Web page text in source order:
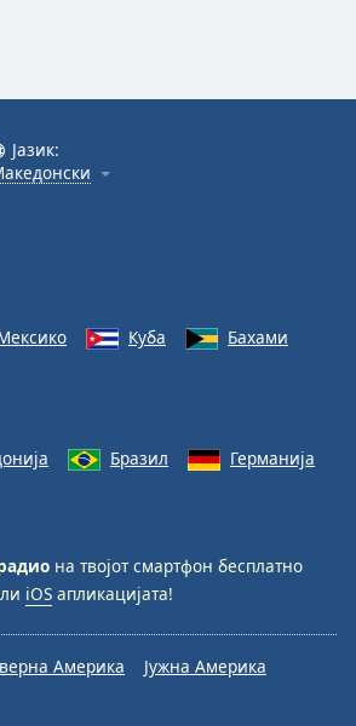
Јазик:
Куба
Бахами
Бразил
Германија
на твојот смартфон бесплатно
iOS апликацијата!
Америка
Јужна Америка